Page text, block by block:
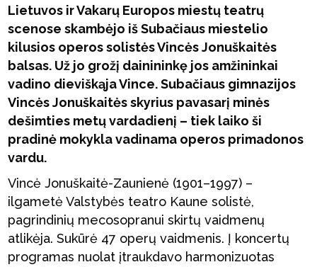
Lietuvos ir Vakarų Europos miestų teatrų
scenose skambėjo iš Subačiaus miestelio
kilusios operos solistės Vincės Jonuškaitės
balsas. Už jo grožį dainininkę jos amžininkai
vadino dieviškąja Vince. Subačiaus gimnazijos
Vincės Jonuškaitės skyrius pavasarį minės
dešimties metų vardadienį – tiek laiko ši
pradinė mokykla vadinama operos primadonos
vardu.
Vincė Jonuškaitė-Zaunienė (1901–1997) –
ilgametė Valstybės teatro Kaune solistė,
pagrindinių mecosopranui skirtų vaidmenų
atlikėja. Sukūrė 47 operų vaidmenis. Į koncertų
programas nuolat įtraukdavo harmonizuotas